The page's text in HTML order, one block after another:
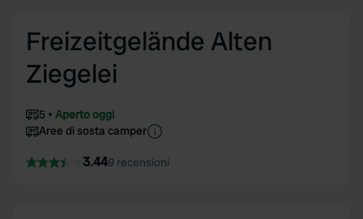
Freizeitgelände Alten
Ziegelei
5
Aperto oggi
Aree di sosta camper
3.449 recensioni